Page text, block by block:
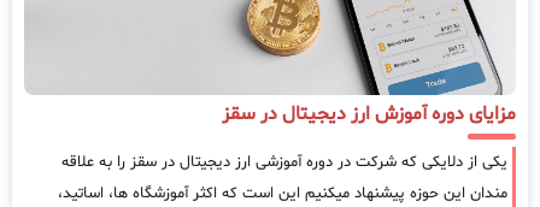
مزایای دوره آموزش ارز دیجیتال در سقز
یکی از دلایکی که شرکت در دوره آموزشی ارز دیجیتال در سقز را به علاقه
مندان این حوزه پیشنهاد میکنیم این است که اکثر آموزشگاه ها، اساتید،